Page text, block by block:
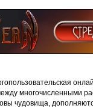
многочисленными
чудовища,